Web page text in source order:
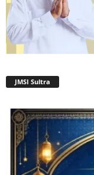
JMSI Sultra